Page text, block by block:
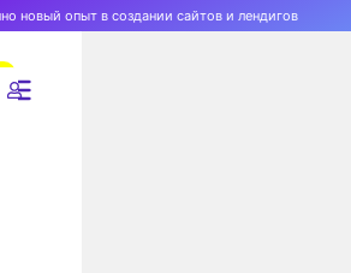
новый опыт в создании сайтов и лендигов